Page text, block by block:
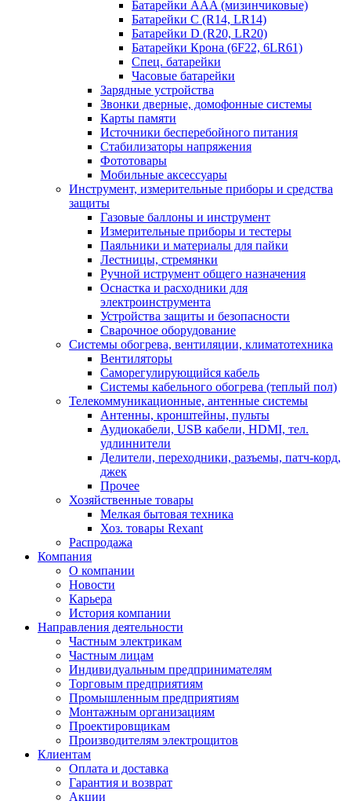
Батарейки AAA (мизинчиковые)
Батарейки C (R14, LR14)
Батарейки D (R20, LR20)
Батарейки Крона (6F22, 6LR61)
Спец. батарейки
Часовые батарейки
Зарядные устройства
Звонки дверные, домофонные системы
Карты памяти
Источники бесперебойного питания
Стабилизаторы напряжения
Фототовары
Мобильные аксессуары
Инструмент, измерительные приборы и средства
защиты
Газовые баллоны и инструмент
Измерительные приборы и тестеры
Паяльники и материалы для пайки
Лестницы, стремянки
Ручной иструмент общего назначения
Оснастка и расходники для
электроинструмента
Устройства защиты и безопасности
Сварочное оборудование
Системы обогрева, вентиляции, климатотехника
Вентиляторы
Саморегулирующийся кабель
Системы кабельного обогрева (теплый пол)
Телекоммуникационные, антенные системы
Антенны, кронштейны, пульты
Аудиокабели, USB кабели, HDMI, тел.
удлиннители
Делители, переходники, разъемы, патч-корд,
джек
Прочее
Хозяйственные товары
Мелкая бытовая техника
Хоз. товары Rexant
Распродажа
Компания
О компании
Новости
Карьера
История компании
Направления деятельности
Частным электрикам
Частным лицам
Индивидуальным предпринимателям
Торговым предприятиям
Промышленным предприятиям
Монтажным организациям
Проектировщикам
Производителям электрощитов
Клиентам
Оплата и доставка
Гарантия и возврат
Акции